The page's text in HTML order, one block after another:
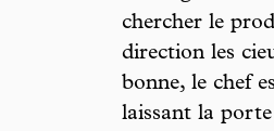
chercher le
direction les
bonne, le chef
laissant la